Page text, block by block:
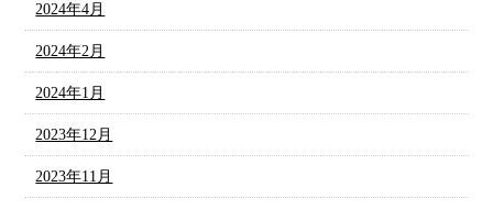
2024年4月
2024年2月
2024年1月
2023年12月
2023年11月